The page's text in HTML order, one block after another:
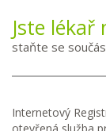
Jste lékař
staňte se
Internetový